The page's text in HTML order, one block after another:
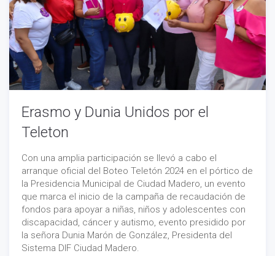
Erasmo y Dunia Unidos por el
Teleton
Con una amplia participación se llevó a cabo el
arranque oficial del Boteo Teletón 2024 en el pórtico de
la Presidencia Municipal de Ciudad Madero, un evento
que marca el inicio de la campaña de recaudación de
fondos para apoyar a niñas, niños y adolescentes con
discapacidad, cáncer y autismo, evento presidido por
la señora Dunia Marón de González, Presidenta del
Sistema DIF Ciudad Madero.